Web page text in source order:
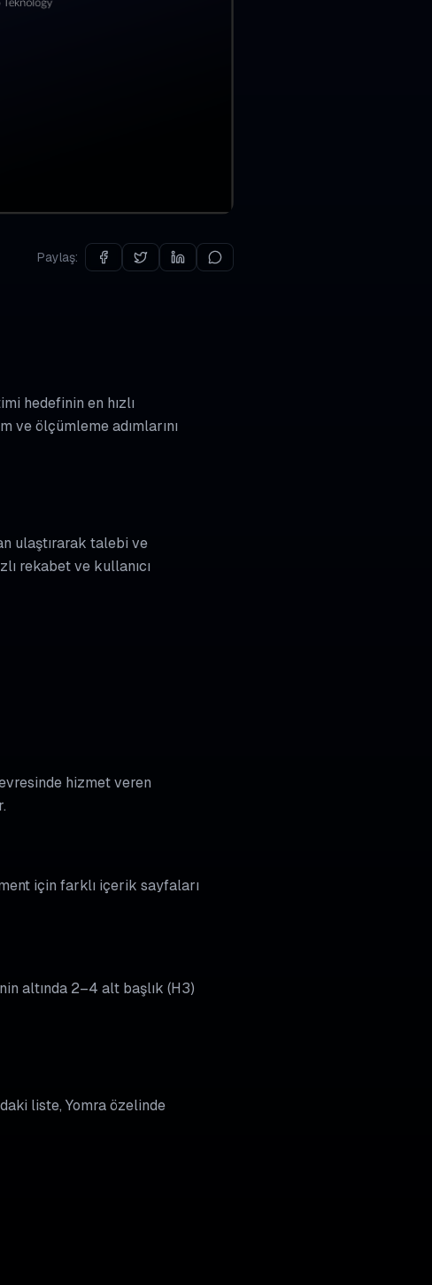
Paylaş:
hedefinin en hızlı
ve ölçümleme adımlarını
ulaştırarak talebi ve
rekabet ve kullanıcı
hizmet veren
için farklı içerik sayfaları
altında 2–4 alt başlık (H3)
liste, Yomra özelinde